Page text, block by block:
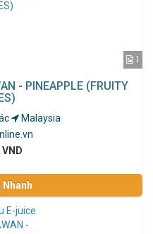
1
- PINEAPPLE (FRUITY
Malaysia